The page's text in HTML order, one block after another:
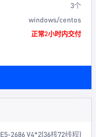
3个
windows/centos
正常2小时内交付
E5-2686 V4*2(36核72线程)